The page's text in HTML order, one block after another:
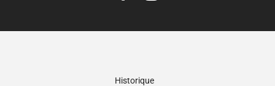
Historique